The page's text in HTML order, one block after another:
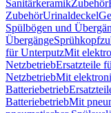
SanitärkeramikZubehör
ZubehörUrinaldeckel
Spülbögen und
Übergänge
für UnterputzMit
NetzbetriebErsatzteile
NetzbetriebMit
Batteriebetrieb
BatteriebetriebMit